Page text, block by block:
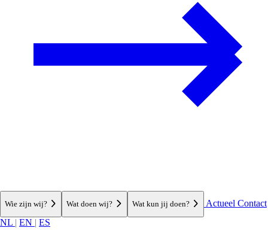
Wie zijn wij? Wat doen wij? Wat kun jij doen? Actueel Contact
NL | EN | ES